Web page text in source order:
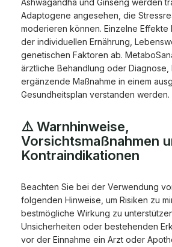
Ashwagandha und Ginseng werden
Adaptogene angesehen, die
moderieren können. Einzelne Effekte
der individuellen Ernährung,
genetischen Faktoren ab.
ärztliche Behandlung oder Diagnose,
ergänzende Maßnahme in einem
Gesundheitsplan verstanden werden.
⚠️ Warnhinweise,
Vorsichtsmaßnahmen
Kontraindikationen
Beachten Sie bei der Verwendung
folgenden Hinweise, um Risiken zu
bestmögliche Wirkung zu
Unsicherheiten oder bestehenden
vor der Einnahme ein Arzt oder